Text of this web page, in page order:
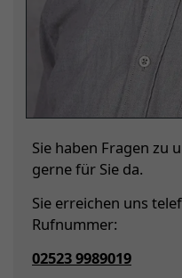
Sie haben Fragen zu
gerne für Sie da.
Sie erreichen uns
Rufnummer:
02523 9989019